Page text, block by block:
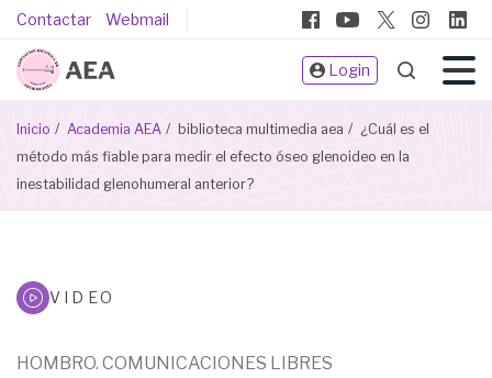
Pasar
contenido
principal
Pie
de
página
Contactar Webmail
Login
Sobrescribir
enlaces
de
ayuda
navegación
Inicio Academia AEA biblioteca multimedia aea
¿Cuál es el
método más fiable para medir el efecto óseo glenoideo en la
inestabilidad glenohumeral anterior?
Biblioteca
Multimeda
VIDEO
HOMBRO. COMUNICACIONES LIBRES